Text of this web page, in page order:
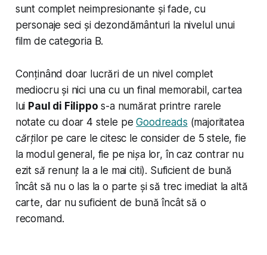
sunt complet neimpresionante și fade, cu
personaje seci și dezondământuri la nivelul unui
film de categoria B.
Conținând doar lucrări de un nivel complet
mediocru și nici una cu un final memorabil, cartea
lui Paul di Filippo s-a numărat printre rarele
notate cu doar 4 stele peGoodreads (majoritatea
cărților pe care le citesc le consider de 5 stele, fie
la modul general, fie pe nișa lor, în caz contrar nu
ezit să renunț la a le mai citi). Suficient de bună
încât să nu o las la o parte și să trec imediat la altă
carte, dar nu suficient de bună încât să o
recomand.